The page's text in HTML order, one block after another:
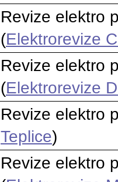
Revize elektro
(Elektrorevize
Revize elektro
(Elektrorevize
Revize elektro
Teplice)
Revize elektro